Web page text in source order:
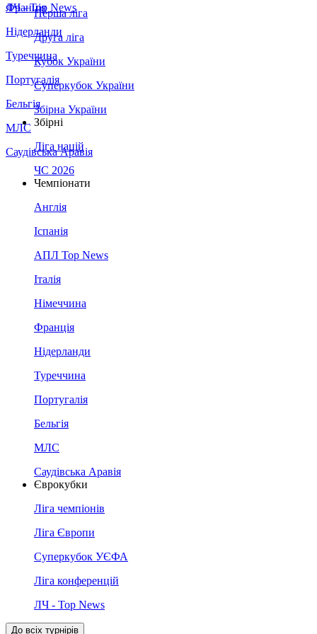
Франція
Нідерланди
Туреччина
Португалія
Бельгія
МЛС
Саудівська Аравія
ЛЧ - Top News
Перша ліга
Друга ліга
Кубок України
Суперкубок України
Збірна України
Збірні
Ліга націй
ЧС 2026
Чемпіонати
Англія
Іспанія
АПЛ Top News
Італія
Німеччина
Франція
Нідерланди
Туреччина
Португалія
Бельгія
МЛС
Саудівська Аравія
Єврокубки
Ліга чемпіонів
Ліга Європи
Суперкубок УЄФА
Ліга конференцій
ЛЧ - Top News
До всіх турнірів